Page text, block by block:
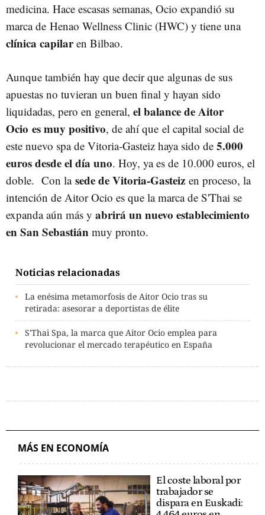
medicina. Hace escasas semanas, Ocio expandió su
marca de Henao Wellness Clinic (HWC) y tiene una
clínica capilaren Bilbao.
Aunque también hay que decir que algunas de sus
apuestas no tuvieran un buen final y hayan sido
liquidadas, pero en general, el balance de Aitor
Ocio es muy positivo, de ahí que el capital social de
este nuevo spa de Vitoria-Gasteiz haya sido de 5.000
euros desde el día uno. Hoy, ya es de 10.000 euros, el
doble. Con la sede de Vitoria-Gasteiz en proceso, la
intención de Aitor Ocio es que la marca de S'Thai se
expanda aún más y abrirá un nuevo establecimiento
en San Sebastián muy pronto.
Noticias relacionadas
La enésima metamorfosis de Aitor Ocio tras su
retirada: asesorar a deportistas de élite
S'Thai Spa, la marca que Aitor Ocio emplea para
revolucionar el mercado terapéutico en España
MÁS EN ECONOMÍA
El coste laboral por
trabajador se
dispara en Euskadi: